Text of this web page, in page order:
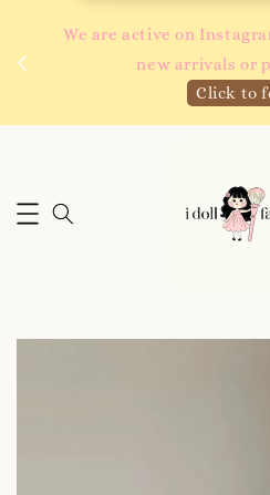
We are active on
new arrivals or
Click to